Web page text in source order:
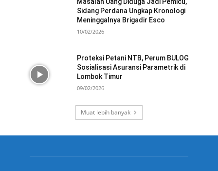
Masalah Uang Diduga Jadi Pemicu,
Sidang Perdana Ungkap Kronologi
Meninggalnya Brigadir Esco
10/02/2026
Proteksi Petani NTB, Perum BULOG
Sosialisasi Asuransi Parametrik di
Lombok Timur
09/02/2026
Muat lebih banyak